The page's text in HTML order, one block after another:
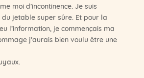
moi d’incontinence. Je suis
du jetable super sûre. Et pour la
l’information, je commençais ma
j’aurais bien voulu être une